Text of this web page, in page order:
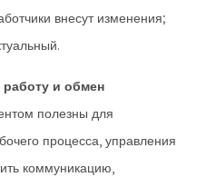
внесут изменения;
и обмен
полезны для
процесса, управления
коммуникацию,